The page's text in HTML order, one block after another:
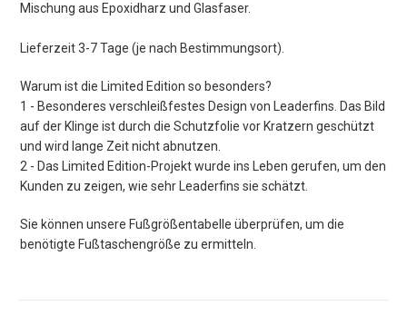
Mischung aus Epoxidharz und Glasfaser.
Lieferzeit 3-7 Tage (je nach Bestimmungsort).
Warum ist die Limited Edition so besonders?
1 - Besonderes verschleißfestes Design von Leaderfins. Das Bild
auf der Klinge ist durch die Schutzfolie vor Kratzern geschützt
und wird lange Zeit nicht abnutzen.
2 - Das Limited Edition-Projekt wurde ins Leben gerufen, um den
Kunden zu zeigen, wie sehr Leaderfins sie schätzt.
Sie können unsere Fußgrößentabelle überprüfen, um die
benötigte Fußtaschengröße zu ermitteln.